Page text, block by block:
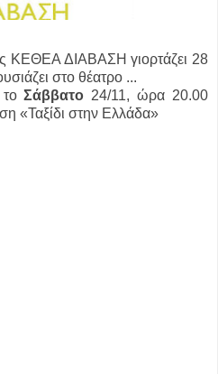
ΚΕΘΕΑ ΔΙΑΒΑΣΗ γιορτάζει 28
στο θέατρο ...
τοΣάββατο 24/11, ώρα 20.00
«Ταξίδι στην Ελλάδα»